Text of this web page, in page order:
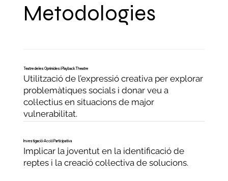
Metodologies
Teatre de les Oprimides i Playback Theatre
Utilització de l’expressió creativa per explorar
problemàtiques socials i donar veu a
col·lectius en situacions de major
vulnerabilitat.
Investigació-Acció Participativa
Implicar la joventut en la identificació de
reptes i la creació col·lectiva de solucions.